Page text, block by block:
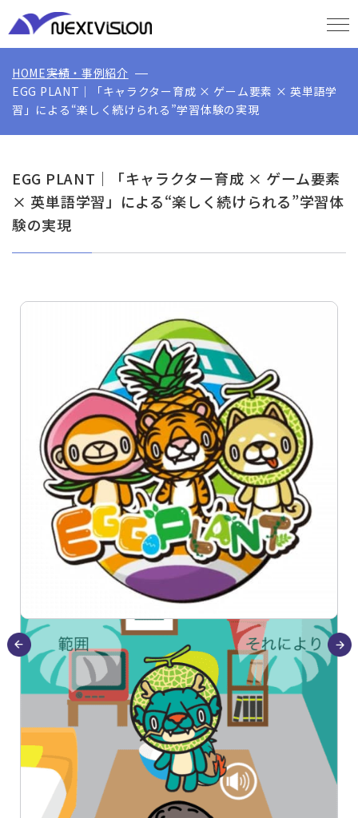
HOME実績・事例紹介
EGG PLANT｜「キャラクター育成 × ゲーム要素 × 英単語学
習」による“楽しく続けられる”学習体験の実現
EGG PLANT｜「キャラクター育成 × ゲーム要素
× 英単語学習」による“楽しく続けられる”学習体
験の実現